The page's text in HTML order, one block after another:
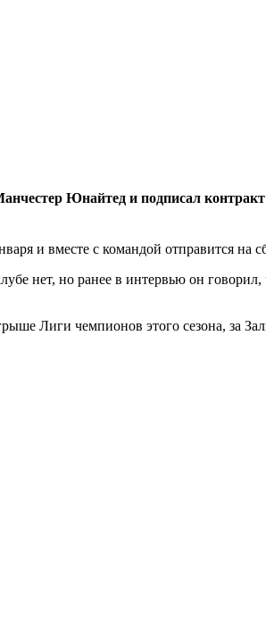
Юнайтед и подписал
и вместе с командой отправится
нет, но ранее в интервью он
Лиги чемпионов этого сезона, за